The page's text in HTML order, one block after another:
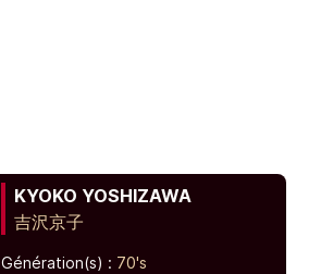
KYOKO YOSHIZAWA
吉沢京子
Génération(s) : 70's